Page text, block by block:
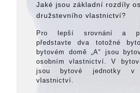
Jaké jsou základní rozdíly
družstevního vlastnictví?
Pro lepší srovnání a
představte dva totožné
bytovém domě „A“ jsou
osobním vlastnictví. V
jsou bytové jednotky v
vlastnictví.